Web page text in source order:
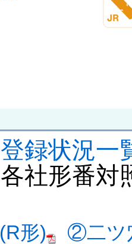
録状況一
社形番対
形)
②二ツ